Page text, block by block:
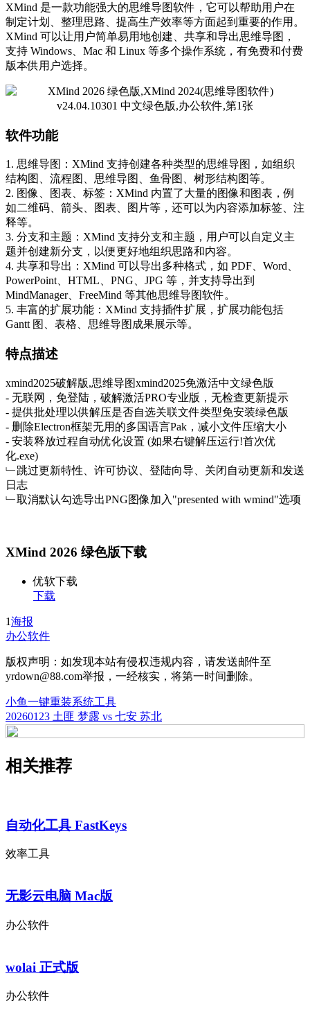
XMind 是一款功能强大的思维导图软件，它可以帮助用户在
制定计划、整理思路、提高生产效率等方面起到重要的作用。
XMind 可以让用户简单易用地创建、共享和导出思维导图，
支持 Windows、Mac 和 Linux 等多个操作系统，有免费和付费
版本供用户选择。
软件功能
1. 思维导图：XMind 支持创建各种类型的思维导图，如组织
结构图、流程图、思维导图、鱼骨图、树形结构图等。
2. 图像、图表、标签：XMind 内置了大量的图像和图表，例
如二维码、箭头、图表、图片等，还可以为内容添加标签、注
释等。
3. 分支和主题：XMind 支持分支和主题，用户可以自定义主
题并创建新分支，以便更好地组织思路和内容。
4. 共享和导出：XMind 可以导出多种格式，如 PDF、Word、
PowerPoint、HTML、PNG、JPG 等，并支持导出到
MindManager、FreeMind 等其他思维导图软件。
5. 丰富的扩展功能：XMind 支持插件扩展，扩展功能包括
Gantt 图、表格、思维导图成果展示等。
特点描述
xmind2025破解版,思维导图xmind2025免激活中文绿色版
- 无联网，免登陆，破解激活PRO专业版，无检查更新提示
- 提供批处理以供解压是否自选关联文件类型免安装绿色版
- 删除Electron框架无用的多国语言Pak，减小文件压缩大小
- 安装释放过程自动优化设置 (如果右键解压运行!首次优
化.exe)
﹂跳过更新特性、许可协议、登陆向导、关闭自动更新和发送
日志
﹂取消默认勾选导出PNG图像加入"presented with wmind"选项
XMind 2026 绿色版下载
优软下载
下载
1海报
办公软件
版权声明：如发现本站有侵权违规内容，请发送邮件至
yrdown@88.com举报，一经核实，将第一时间删除。
小鱼一键重装系统工具
20260123 土匪 梦露 vs 七安 苏北
相关推荐
自动化工具 FastKeys
效率工具
无影云电脑 Mac版
办公软件
wolai 正式版
办公软件